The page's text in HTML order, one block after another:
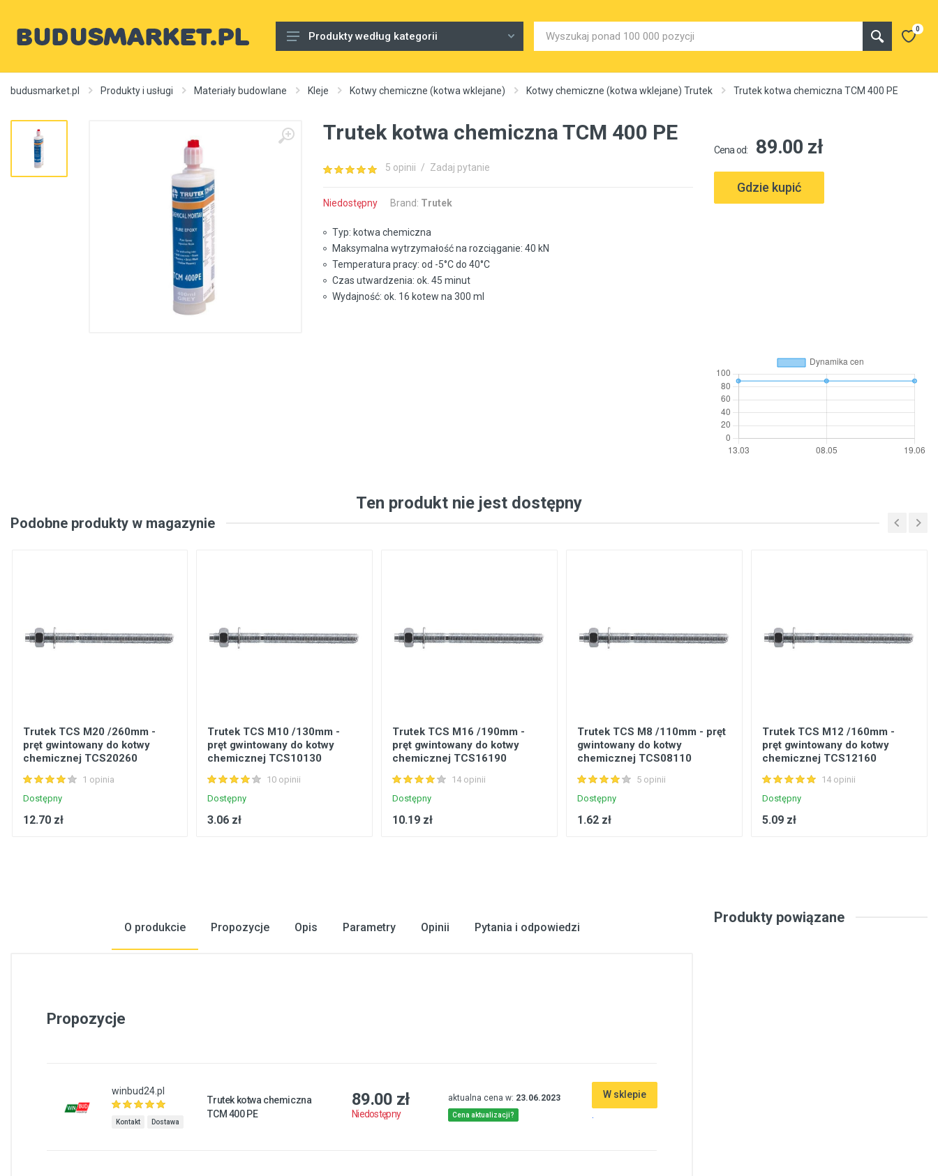
Materiały budowlane
Wnętrze
Zewnętrzny
Artykuły dekoracyjne, dywany itp.
Produkty według kategorii
0
budusmarket.pl Produkty i usługi Materiały budowlane Kleje Kotwy chemiczne (kotwa wklejane) Kotwy chemiczne (kotwa wklejane) Trutek Trutek kotwa chemiczna TCM 400 PE
Trutek kotwa chemiczna TCM 400 PE
5 opinii / Zadaj pytanie
Niedostępny Brand: Trutek
Typ: kotwa chemiczna
Maksymalna wytrzymałość na rozciąganie: 40 kN
Temperatura pracy: od -5°C do 40°C
Czas utwardzenia: ok. 45 minut
Wydajność: ok. 16 kotew na 300 ml
Cena od: 89.00 zł
Gdzie kupić
Ten produkt nie jest dostępny
Podobne produkty w magazynie
Trutek TCS M20 /260mm -
pręt gwintowany do kotwy
chemicznej TCS20260
1 opinia
Dostępny
12.70 zł
Trutek TCS M10 /130mm -
pręt gwintowany do kotwy
chemicznej TCS10130
10 opinii
Dostępny
3.06 zł
Trutek TCS M16 /190mm -
pręt gwintowany do kotwy
chemicznej TCS16190
14 opinii
Dostępny
10.19 zł
Trutek TCS M8 /110mm - pręt
gwintowany do kotwy
chemicznej TCS08110
5 opinii
Dostępny
1.62 zł
Trutek TCS M12 /160mm -
pręt gwintowany do kotwy
chemicznej TCS12160
14 opinii
Dostępny
5.09 zł
O produkcie Propozycje Opis Parametry Opinii Pytania i odpowiedzi
Propozycje
winbud24.pl
Kontakt Dostawa
Trutek kotwa chemiczna
TCM 400 PE
89.00 zł
Niedostępny
aktualna cena w: 23.06.2023
Cena aktualizacji?
W sklepie
.
Produkty powiązane